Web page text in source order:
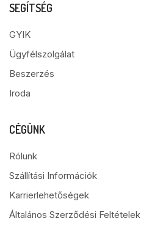
SEGÍTSÉG
GYIK
Ügyfélszolgálat
Beszerzés
Iroda
CÉGÜNK
Rólunk
Szállítási Információk
Karrierlehetőségek
Általános Szerződési Feltételek